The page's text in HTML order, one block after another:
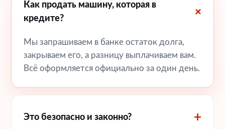
Как продать машину, которая в
кредите?
Мы запрашиваем в банке остаток долга,
закрываем его, а разницу выплачиваем вам.
Всё оформляется официально за один день.
Это безопасно и законно?